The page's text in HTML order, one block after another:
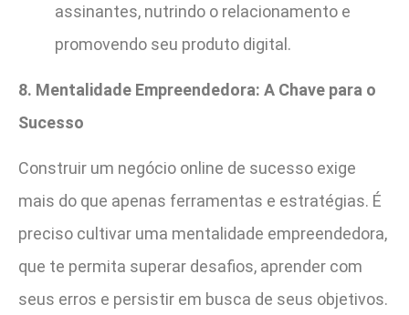
assinantes, nutrindo o relacionamento e
promovendo seu produto digital.
8. Mentalidade Empreendedora: A Chave para o
Sucesso
Construir um negócio online de sucesso exige
mais do que apenas ferramentas e estratégias. É
preciso cultivar uma mentalidade empreendedora,
que te permita superar desafios, aprender com
seus erros e persistir em busca de seus objetivos.